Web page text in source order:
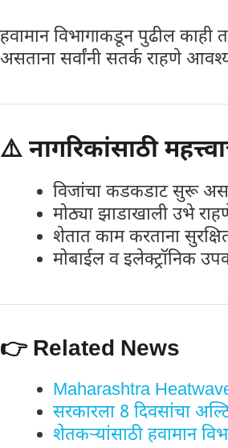
हवामान विभागाकडून पुढील काही
असताना सर्वांनी सतर्क राहणे
⚠️ नागरिकांसाठी
विजांचा कडकडाट सुरू
मोठ्या झाडाखाली उभे
शेतात काम करताना
मोबाईल व इलेक्ट्रॉनिक
👉 Related News
Maharashtra
सरकारला 8 दिवसांचा
शेतकऱ्यांसाठी हवामान